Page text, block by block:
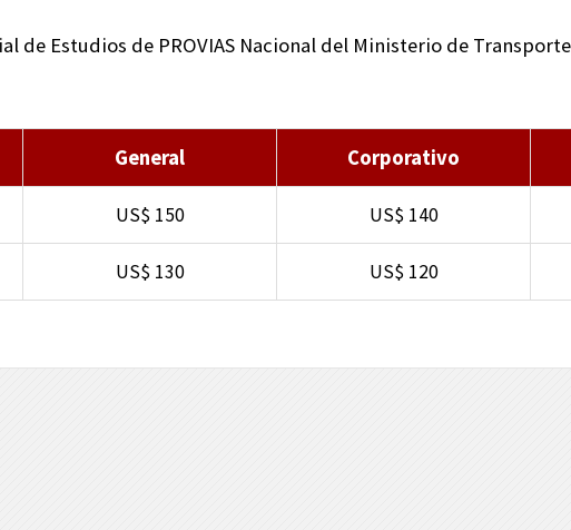
de Estudios de PROVIAS Nacional del Ministerio de
General Corporativo
US$ 150 US$ 140
US$ 130 US$ 120